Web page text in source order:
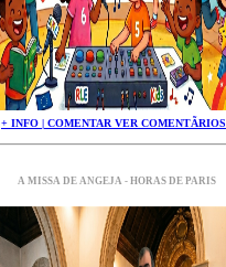
+ INFO | COMENTAR VER COMENTÃRIOS
A MISSA DE ANGEJA - HORAS DE PARIS